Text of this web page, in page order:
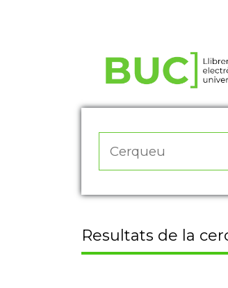
Resultats de la